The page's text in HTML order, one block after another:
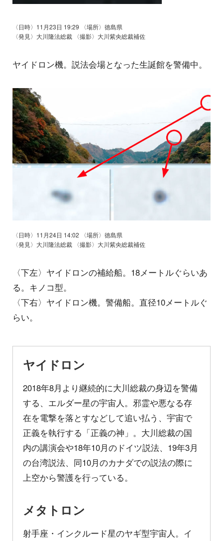
〈日時〉11月23日 19:29 〈場所〉徳島県
〈発見〉大川隆法総裁 〈撮影〉大川紫央総裁補佐
ヤイドロン機。説法会場となった生誕館を警備中。
〈日時〉11月24日 14:02 〈場所〉徳島県
〈発見〉大川隆法総裁 〈撮影〉大川紫央総裁補佐
〈下左〉ヤイドロンの補給船。18メートルぐらいあ
る。キノコ型。
〈下右〉ヤイドロン機。警備船。直径10メートルぐ
らい。
ヤイドロン
2018年8月より継続的に大川総裁の身辺を警備
する、エルダー星の宇宙人。邪霊や悪なる存
在を電撃を落とすなどして追い払う、宇宙で
正義を執行する「正義の神」。大川総裁の国
内の講演会や18年10月のドイツ説法、19年3月
の台湾説法、同10月のカナダでの説法の際に
上空から警護を行っている。
メタトロン
射手座・インクルード星のヤギ型宇宙人。イ